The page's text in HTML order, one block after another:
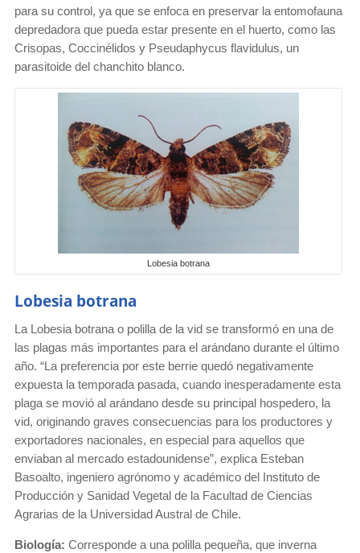
para su control, ya que se enfoca en preservar la entomofauna
depredadora que pueda estar presente en el huerto, como las
Crisopas, Coccinélidos y Pseudaphycus flavidulus, un
parasitoide del chanchito blanco.
Lobesia botrana
Lobesia botrana
La Lobesia botrana o polilla de la vid se transformó en una de
las plagas más importantes para el arándano durante el último
año. “La preferencia por este berrie quedó negativamente
expuesta la temporada pasada, cuando inesperadamente esta
plaga se movió al arándano desde su principal hospedero, la
vid, originando graves consecuencias para los productores y
exportadores nacionales, en especial para aquellos que
enviaban al mercado estadounidense”, explica Esteban
Basoalto, ingeniero agrónomo y académico del Instituto de
Producción y Sanidad Vegetal de la Facultad de Ciencias
Agrarias de la Universidad Austral de Chile.
Biología: Corresponde a una polilla pequeña, que inverna